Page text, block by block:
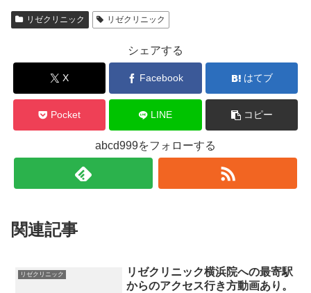
リゼクリニック リゼクリニック
シェアする
X Facebook はてブ
Pocket LINE コピー
abcd999をフォローする
関連記事
リゼクリニック
リゼクリニック横浜院への最寄駅
からのアクセス行き方動画あり。